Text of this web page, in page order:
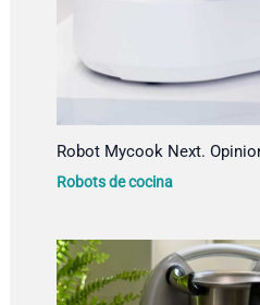
Robot Mycook Next.
Robots de cocina